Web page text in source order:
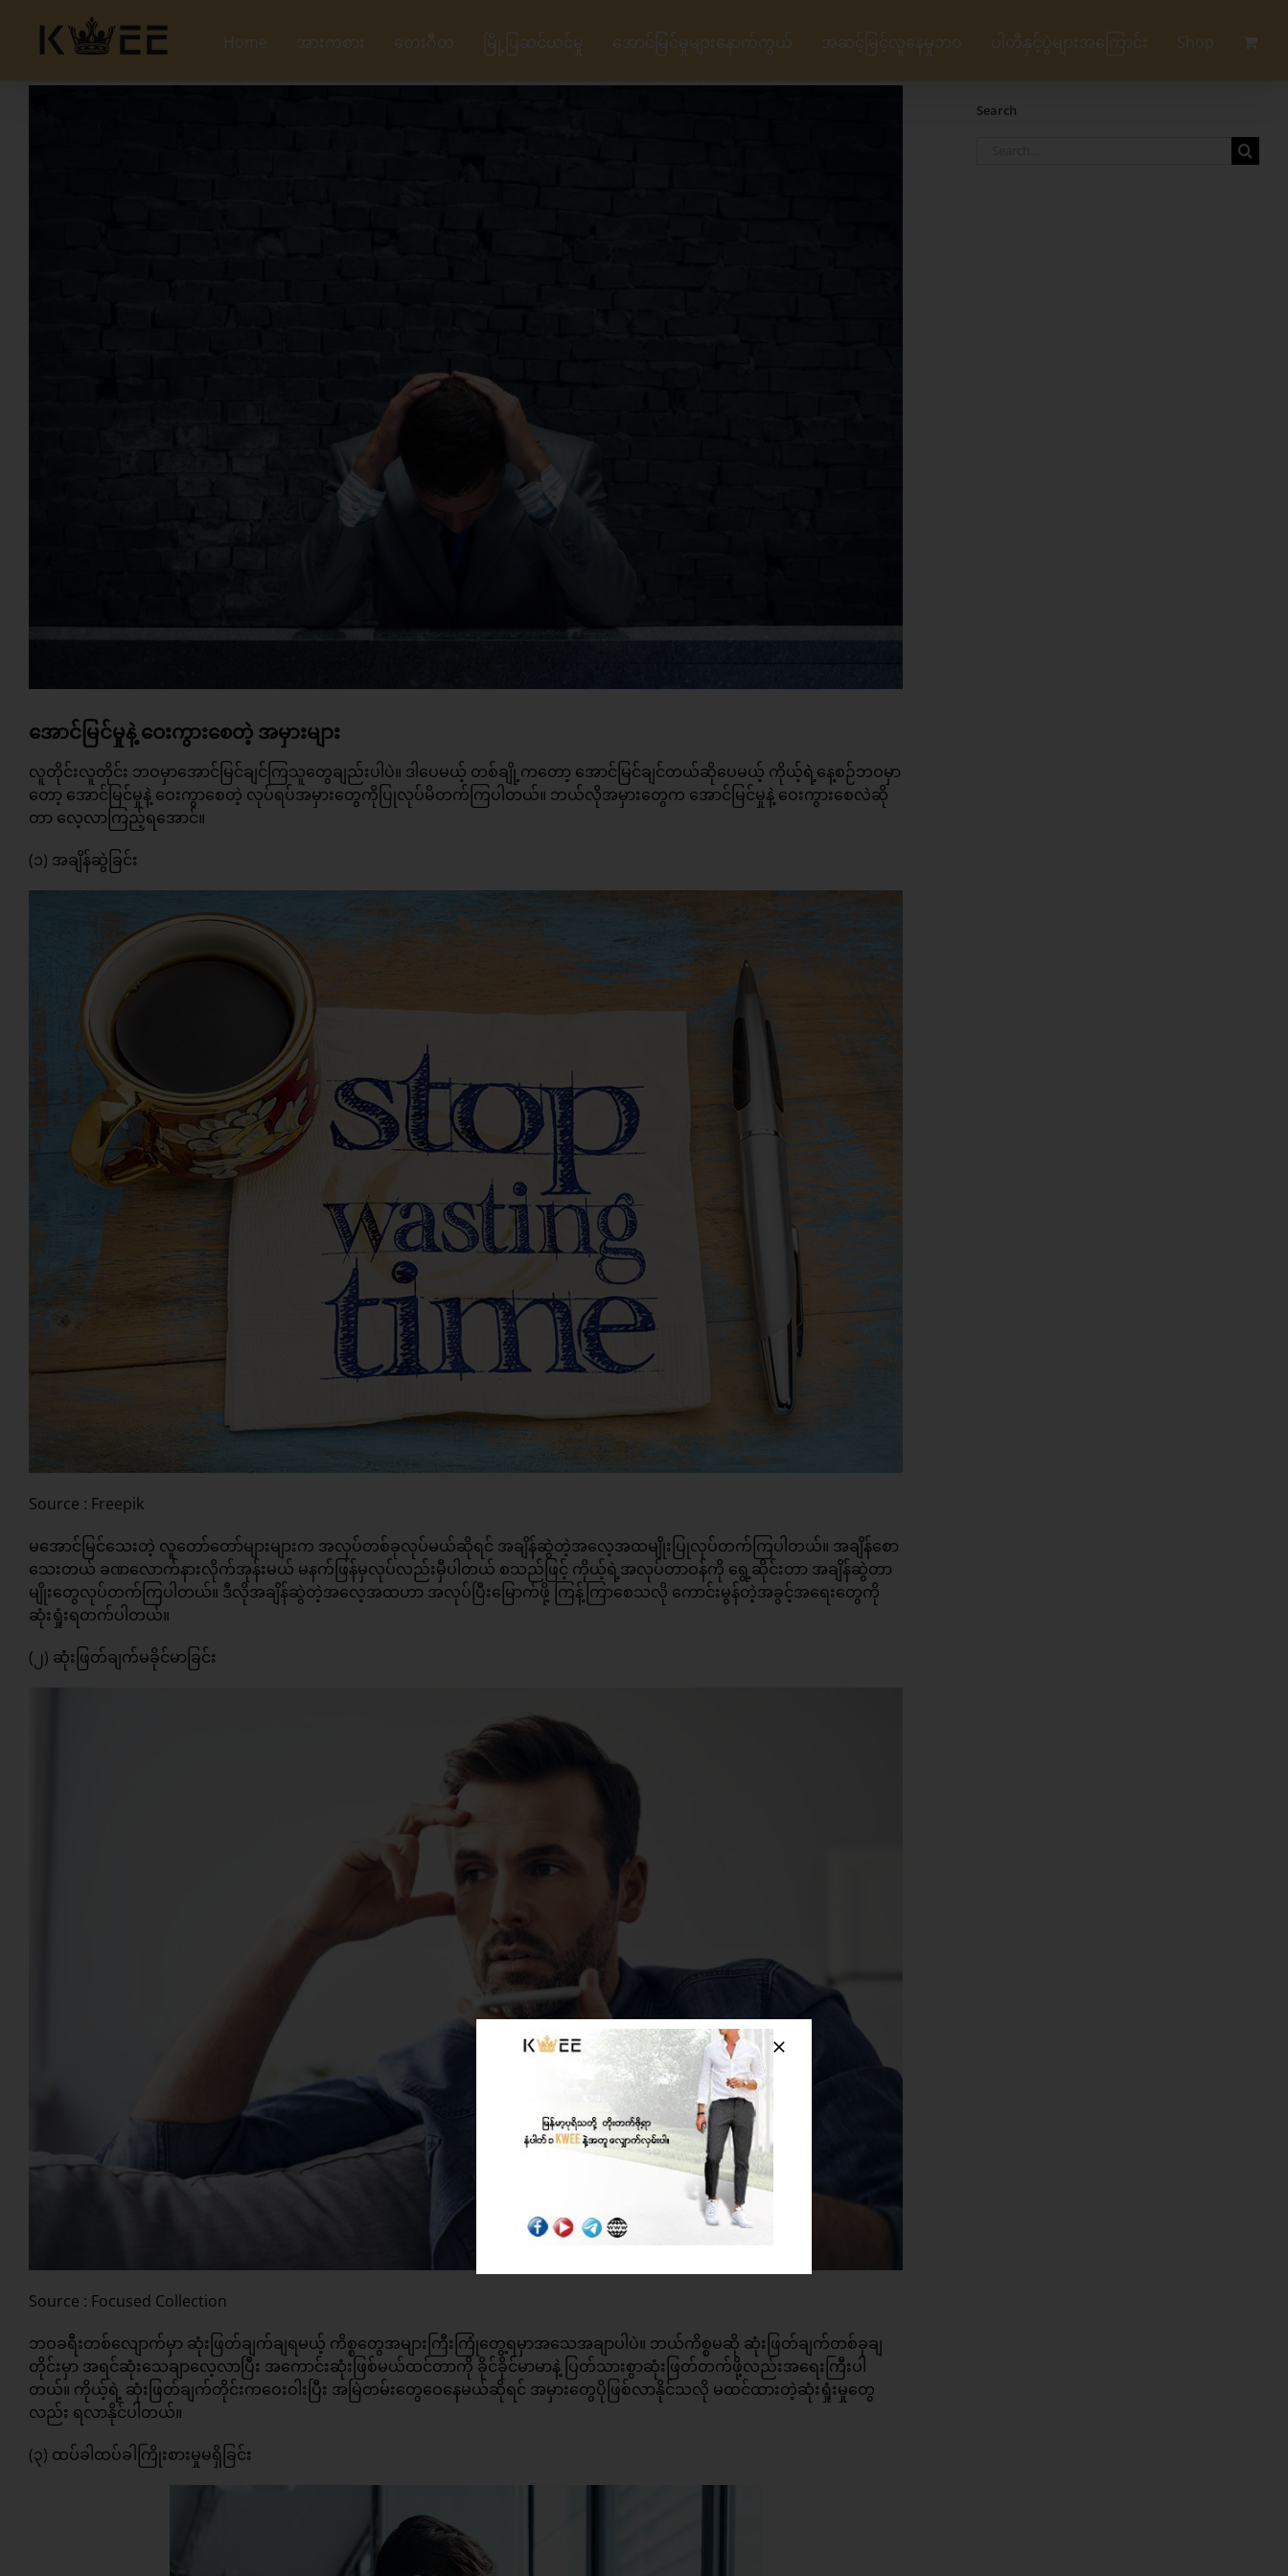
content
Home အားကစား တေးဂီတ မြို့ပြဆင်ယင်မှု အောင်မြင်မှုများနောက်ကွယ် အဆင့်မြင့်လူနေမှုဘဝ ပါတီနှင့်ပွဲများအကြောင်း Shop
အောင်မြင်မှုနဲ့ ဝေးကွားစေတဲ့ အမှားများ
လူတိုင်းလူတိုင်း ဘဝမှာအောင်မြင်ချင်ကြသူတွေချည်းပါပဲ။ ဒါပေမယ့် တစ်ချို့ကတော့ အောင်မြင်ချင်တယ်ဆိုပေမယ့် ကိုယ့်ရဲ့နေ့စဉ်ဘဝမှာ
တော့ အောင်မြင်မှုနဲ့ ဝေးကွာစေတဲ့ လုပ်ရပ်အမှားတွေကိုပြုလုပ်မိတက်ကြပါတယ်။ ဘယ်လိုအမှားတွေက အောင်မြင်မှုနဲ့ ဝေးကွားစေလဲဆို
တာ လေ့လာကြည့်ရအောင်။
(၁) အချိန်ဆွဲခြင်း
Source : Freepik
မအောင်မြင်သေးတဲ့ လူတော်တော်များများက အလုပ်တစ်ခုလုပ်မယ်ဆိုရင် အချိန်ဆွဲတဲ့အလေ့အထမျိုးပြုလုပ်တက်ကြပါတယ်။ အချိန်စော
သေးတယ် ခဏလောက်နားလိုက်အုန်းမယ် မနက်ဖြန်မှလုပ်လည်းမှီပါတယ် စသည်ဖြင့် ကိုယ့်ရဲ့အလုပ်တာဝန်ကို ရွေ့ဆိုင်းတာ အချိန်ဆွဲတာ
မျိုးတွေလုပ်တက်ကြပါတယ်။ ဒီလိုအချိန်ဆွဲတဲ့အလေ့အထဟာ အလုပ်ပြီးမြောက်ဖို့ ကြန့်ကြာစေသလို ကောင်းမွန်တဲ့အခွင့်အရေးတွေကို
ဆုံးရှုံးရတက်ပါတယ်။
(၂) ဆုံးဖြတ်ချက်မခိုင်မာခြင်း
Source : Focused Collection
ဘဝခရီးတစ်လျောက်မှာ ဆုံးဖြတ်ချက်ချရမယ့် ကိစ္စတွေအများကြီးကြုံတွေ့ရမှာအသေအချာပါပဲ။ ဘယ်ကိစ္စမဆို ဆုံးဖြတ်ချက်တစ်ခုချ
တိုင်းမှာ အရင်ဆုံးသေချာလေ့လာပြီး အကောင်းဆုံးဖြစ်မယ်ထင်တာကို ခိုင်ခိုင်မာမာနဲ့ ပြတ်သားစွာဆုံးဖြတ်တက်ဖို့လည်းအရေးကြီးပါ
တယ်။ ကိုယ့်ရဲ့ ဆုံးဖြတ်ချက်တိုင်းကဝေးဝါးပြီး အမြဲတမ်းတွေဝေနေမယ်ဆိုရင် အမှားတွေပိုဖြစ်လာနိုင်သလို မထင်ထားတဲ့ဆုံးရှုံးမှုတွေ
လည်း ရလာနိုင်ပါတယ်။
(၃) ထပ်ခါထပ်ခါကြိုးစားမှုမရှိခြင်း
Search